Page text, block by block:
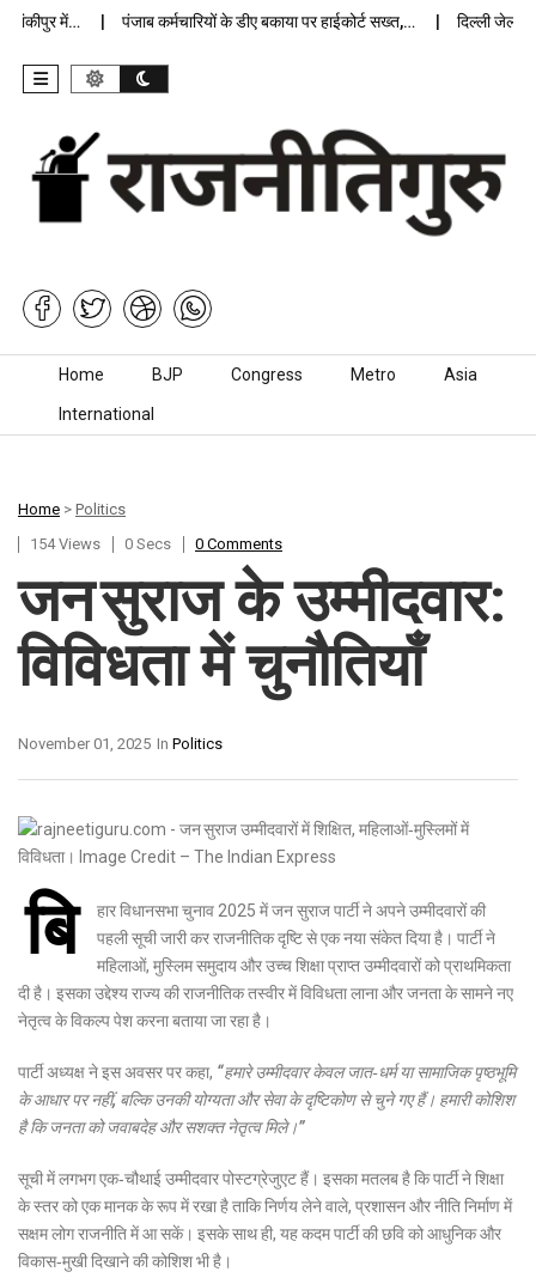
में… पंजाब कर्मचारियों के डीए बकाया पर हाईकोर्ट सख्त,… दिल्ली जेलों में
Skip to content
Home BJP Congress Metro Asia
International
Home > Politics
154 Views
0 Secs 0 Comments
जन सुराज के उम्मीदवार:
विविधता में चुनौतियाँ
In Politics
November 01, 2025
बि
हार विधानसभा चुनाव 2025 में जन सुराज पार्टी ने अपने उम्मीदवारों की
पहली सूची जारी कर राजनीतिक दृष्टि से एक नया संकेत दिया है। पार्टी ने
महिलाओं, मुस्लिम समुदाय और उच्च शिक्षा प्राप्त उम्मीदवारों को प्राथमिकता
दी है। इसका उद्देश्य राज्य की राजनीतिक तस्वीर में विविधता लाना और जनता के सामने नए
नेतृत्व के विकल्प पेश करना बताया जा रहा है।
पार्टी अध्यक्ष ने इस अवसर पर कहा, “हमारे उम्मीदवार केवल जात‑धर्म या सामाजिक पृष्ठभूमि
के आधार पर नहीं, बल्कि उनकी योग्यता और सेवा के दृष्टिकोण से चुने गए हैं। हमारी कोशिश
है कि जनता को जवाबदेह और सशक्त नेतृत्व मिले।”
सूची में लगभग एक‑चौथाई उम्मीदवार पोस्टग्रेजुएट हैं। इसका मतलब है कि पार्टी ने शिक्षा
के स्तर को एक मानक के रूप में रखा है ताकि निर्णय लेने वाले, प्रशासन और नीति निर्माण में
सक्षम लोग राजनीति में आ सकें। इसके साथ ही, यह कदम पार्टी की छवि को आधुनिक और
विकास‑मुखी दिखाने की कोशिश भी है।